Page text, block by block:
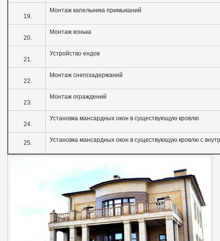
19.
Монтаж капельника примыканий
20.
Монтаж конька
21.
Устройство ендов
22.
Монтаж снегозадержаний
23.
Монтаж ограждений
24.
Установка мансардных окон в существующую кровлю
25. Установка мансардных окон в существующую кровлю с